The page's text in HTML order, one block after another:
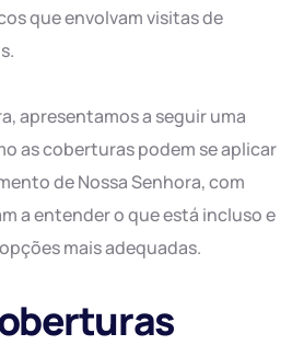
que envolvam visitas de
apresentamos a seguir uma
as coberturas podem se aplicar
de Nossa Senhora, com
a entender o que está incluso e
mais adequadas.